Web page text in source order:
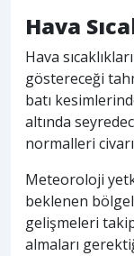
Hava
Hava
göstereceği
batı
altında
normalleri
Meteoroloji
beklenen
gelişmeleri
almaları